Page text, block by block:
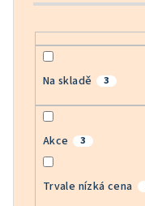
Na skladě 3
Akce 3
Trvale nízká cena